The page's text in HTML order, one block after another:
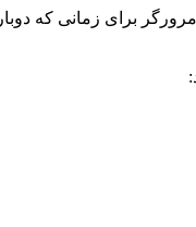
برای زمانی که